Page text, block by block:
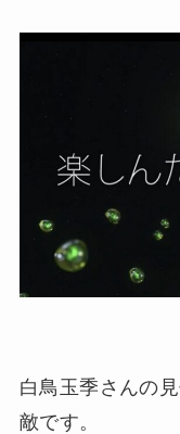
白鳥玉季さんの
敵です。